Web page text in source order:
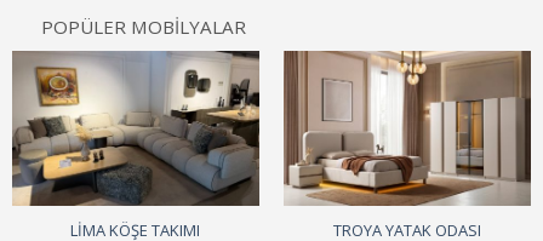
POPÜLER MOBİLYALAR
LIMA KÖŞE TAKIMI
TROYA YATAK ODASI